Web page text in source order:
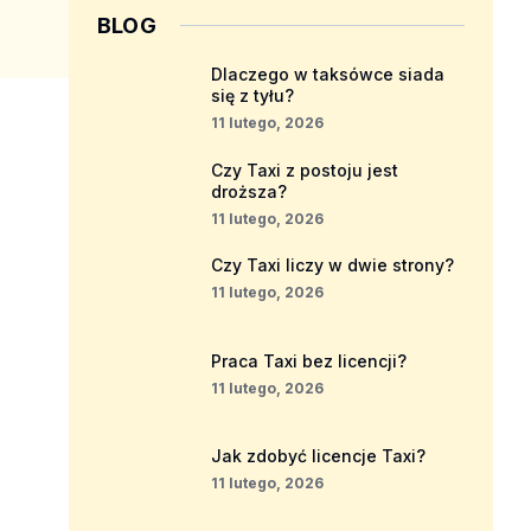
BLOG
Dlaczego w taksówce siada
się z tyłu?
11 lutego, 2026
Czy Taxi z postoju jest
droższa?
11 lutego, 2026
Czy Taxi liczy w dwie strony?
11 lutego, 2026
Praca Taxi bez licencji?
11 lutego, 2026
Jak zdobyć licencje Taxi?
11 lutego, 2026